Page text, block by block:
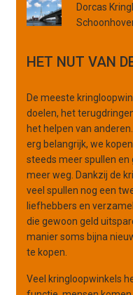
g
a
i
s
t
i
e
Dorcas
HET NUT VAN
De meeste
doelen, het
het helpen van
erg belangrijk, we
steeds meer spullen en
meer weg. Dankzij de
veel spullen nog een
liefhebbers en
die gewoon geld
manier soms bijna
te kopen.
Veel kringloopwinkels